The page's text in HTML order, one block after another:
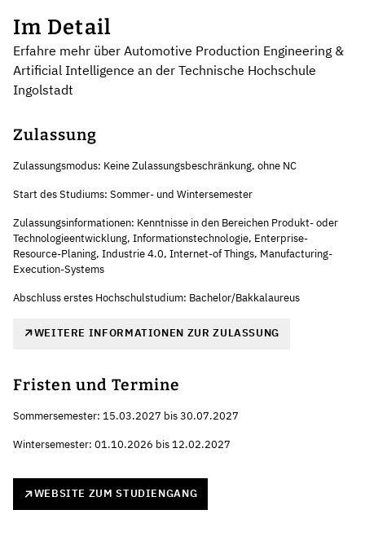
Im Detail
Erfahre mehr über Automotive Production Engineering &
Artificial Intelligence an der Technische Hochschule
Ingolstadt
Zulassung
Zulassungsmodus: Keine Zulassungsbeschränkung, ohne NC
Start des Studiums: Sommer- und Wintersemester
Zulassungsinformationen: Kenntnisse in den Bereichen Produkt- oder
Technologieentwicklung, Informationstechnologie, Enterprise-
Resource-Planing, Industrie 4.0, Internet-of Things, Manufacturing-
Execution-Systems
Abschluss erstes Hochschulstudium: Bachelor/Bakkalaureus
WEITERE INFORMATIONEN ZUR ZULASSUNG
Fristen und Termine
Sommersemester: 15.03.2027 bis 30.07.2027
Wintersemester: 01.10.2026 bis 12.02.2027
WEBSITE ZUM STUDIENGANG